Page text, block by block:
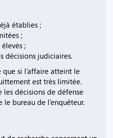
établies ;
;
;
décisions judiciaires.
que si l’affaire atteint le
est très limitée.
les décisions de défense
bureau de l’enquêteur.